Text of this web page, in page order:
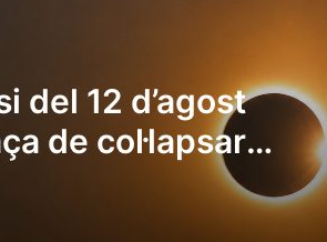
del 12 d’agost
de col·lapsar
turístiques en
alta